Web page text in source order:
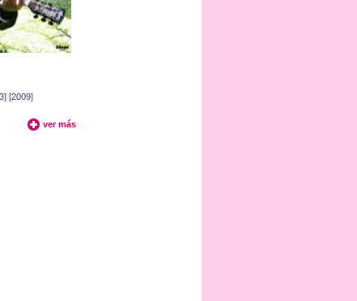
[2009]
ver más